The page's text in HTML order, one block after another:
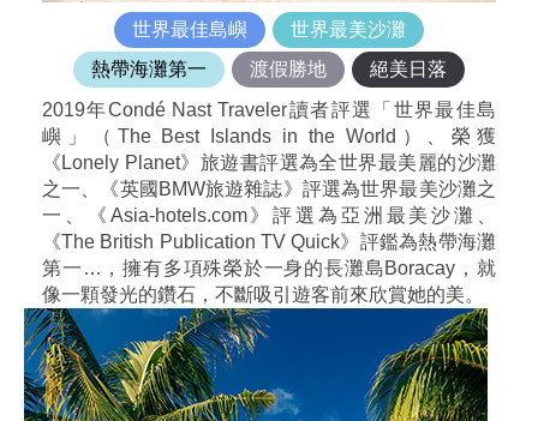
世界最佳島嶼
世界最美沙灘
熱帶海灘第一
渡假勝地
絕美日落
2019年Condé Nast Traveler讀者評選「世界最佳島
嶼」（The Best Islands in the World）、榮獲
《Lonely Planet》旅遊書評選為全世界最美麗的沙灘
之一、《英國BMW旅遊雜誌》評選為世界最美沙灘之
一、《Asia-hotels.com》評選為亞洲最美沙灘、
《The British Publication TV Quick》評鑑為熱帶海灘
第一…，擁有多項殊榮於一身的長灘島Boracay，就
像一顆發光的鑽石，不斷吸引遊客前來欣賞她的美。